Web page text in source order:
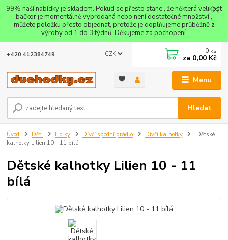
99% naší nabídky je skladem. Pokud se přesto stane , že některá velikost
bačkor je momentálně vyprodaná nebo není dostatečné množství ,
můžete položku přesto objednat, protože je doplňujeme průběžně z
výroby od 1 do 3 týdnů. Děkujeme za pochopení.
Menu
CZK
Hledat
+420 412384749 0 ks
za 0,00 Kč
Úvod Děti Holky Dívčí spodní prádlo Dívčí kalhotky
Dětské
kalhotky Lilien 10 - 11 bílá
Dětské kalhotky Lilien 10 - 11
bílá